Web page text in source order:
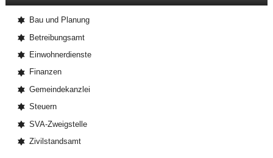
Bau und Planung
Betreibungsamt
Einwohnerdienste
Finanzen
Gemeindekanzlei
Steuern
SVA-Zweigstelle
Zivilstandsamt